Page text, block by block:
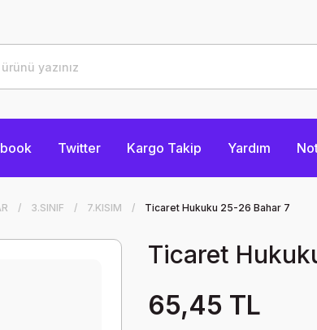
Twitter Kargo Takip Yardım
3.SINIF 7.KISIM Ticaret Hukuku 25-26 Bahar 7
Ticaret
65,45 TL